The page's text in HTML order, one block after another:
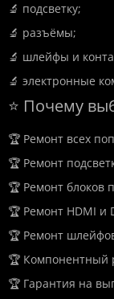
🔬 подсветку;
🔬 разъёмы;
🔬 шлейфы и
🔬 электронные
⭐ Почему
🏆 Ремонт всех
🏆 Ремонт
🏆 Ремонт блоков
🏆 Ремонт HDMI и
🏆 Ремонт
🏆 Компонентный
🏆 Гарантия на